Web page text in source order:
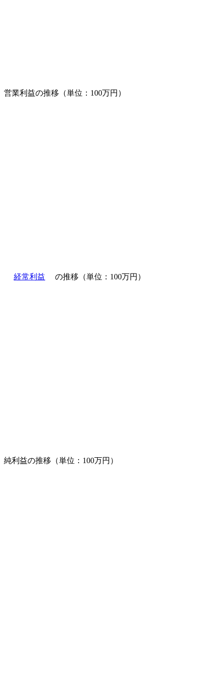
営業利益の推移（単位：100万円）
経常利益 の推移（単位：100万円）
純利益の推移（単位：100万円）